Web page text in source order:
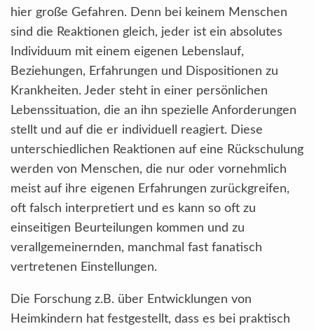
hier große Gefahren. Denn bei keinem Menschen
sind die Reaktionen gleich, jeder ist ein absolutes
Individuum mit einem eigenen Lebenslauf,
Beziehungen, Erfahrungen und Dispositionen zu
Krankheiten. Jeder steht in einer persönlichen
Lebenssituation, die an ihn spezielle Anforderungen
stellt und auf die er individuell reagiert. Diese
unterschiedlichen Reaktionen auf eine Rückschulung
werden von Menschen, die nur oder vornehmlich
meist auf ihre eigenen Erfahrungen zurückgreifen,
oft falsch interpretiert und es kann so oft zu
einseitigen Beurteilungen kommen und zu
verallgemeinernden, manchmal fast fanatisch
vertretenen Einstellungen.
Die Forschung z.B. über Entwicklungen von
Heimkindern hat festgestellt, dass es bei praktisch